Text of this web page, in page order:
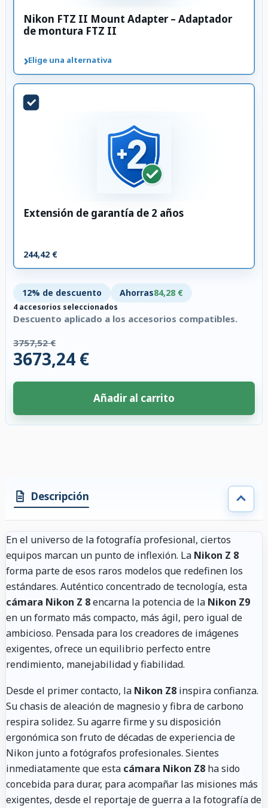
Nikon FTZ II Mount Adapter – Adaptador
de montura FTZ II
›Elige una alternativa
Extensión de garantía de 2 años
244,42 €
12% de descuento Ahorras84,28 €
4 accesorios seleccionados
Descuento aplicado a los accesorios compatibles.
3757,52 €
3673,24 €
Añadir al carrito
Descripción
En el universo de la fotografía profesional, ciertos
equipos marcan un punto de inflexión. La Nikon Z 8
forma parte de esos raros modelos que redefinen los
estándares. Auténtico concentrado de tecnología, esta
cámara Nikon Z 8encarna la potencia de la Nikon Z9
en un formato más compacto, más ágil, pero igual de
ambicioso. Pensada para los creadores de imágenes
exigentes, ofrece un equilibrio perfecto entre
rendimiento, manejabilidad y fiabilidad.
Desde el primer contacto, la Nikon Z8 inspira confianza.
Su chasis de aleación de magnesio y fibra de carbono
respira solidez. Su agarre firme y su disposición
ergonómica son fruto de décadas de experiencia de
Nikon junto a fotógrafos profesionales. Sientes
inmediatamente que esta cámara Nikon Z8 ha sido
concebida para durar, para acompañar las misiones más
exigentes, desde el reportaje de guerra a la fotografía de